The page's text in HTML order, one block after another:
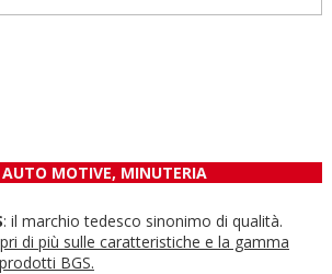
AUTO MOTIVE, MINUTERIA
: il marchio tedesco sinonimo di qualità.
di più sulle caratteristiche e la gamma
BGS.